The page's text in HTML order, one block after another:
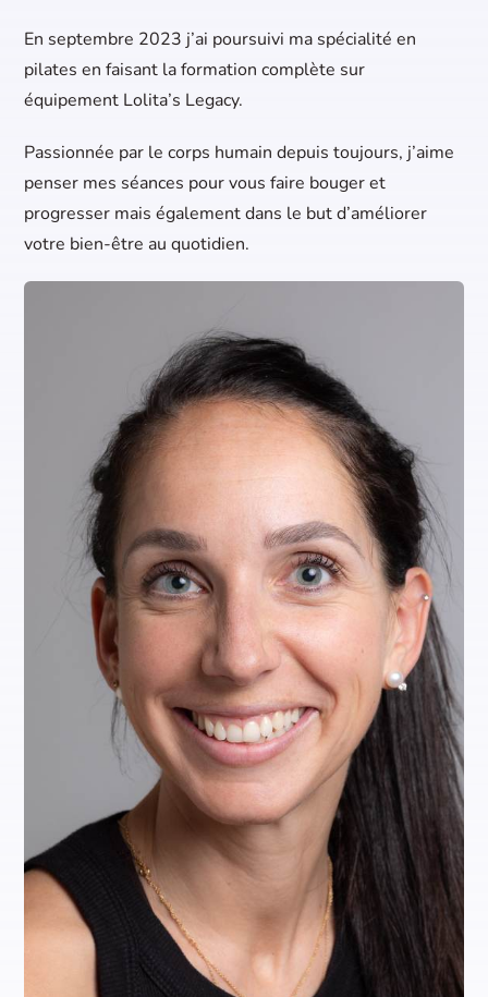
En septembre 2023 j’ai poursuivi ma spécialité en
pilates en faisant la formation complète sur
équipement Lolita’s Legacy.
Passionnée par le corps humain depuis toujours, j’aime
penser mes séances pour vous faire bouger et
progresser mais également dans le but d’améliorer
votre bien-être au quotidien.